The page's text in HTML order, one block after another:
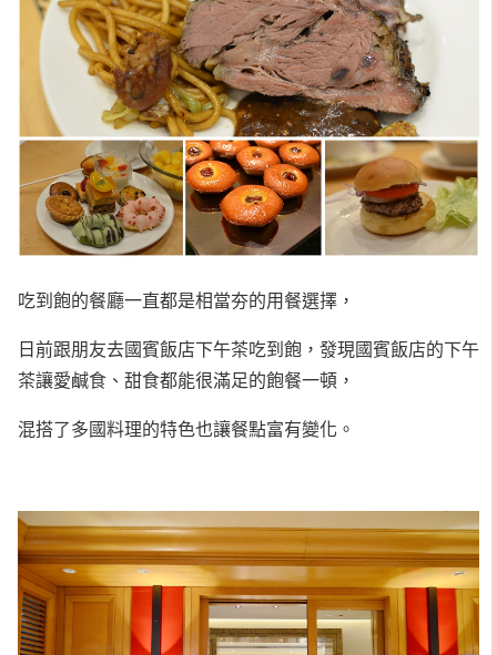
吃到飽的餐廳一直都是相當夯的用餐選擇，
日前跟朋友去國賓飯店下午茶吃到飽，發現國賓飯店的下午
茶讓愛鹹食、甜食都能很滿足的飽餐一頓，
混搭了多國料理的特色也讓餐點富有變化。